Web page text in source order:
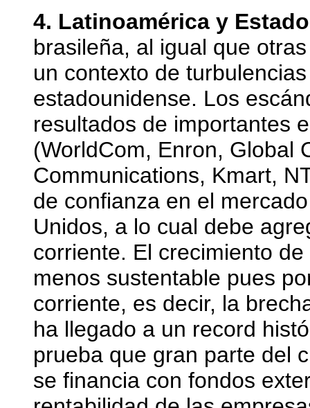
4. Latinoamérica y
brasileña, al igual que
un contexto de
estadounidense. Los
resultados de importantes
(WorldCom, Enron, Global
Communications, Kmart,
de confianza en el
Unidos, a lo cual debe
corriente. El crecimiento
menos sustentable pues
corriente, es decir, la
ha llegado a un record
prueba que gran parte del
se financia con fondos